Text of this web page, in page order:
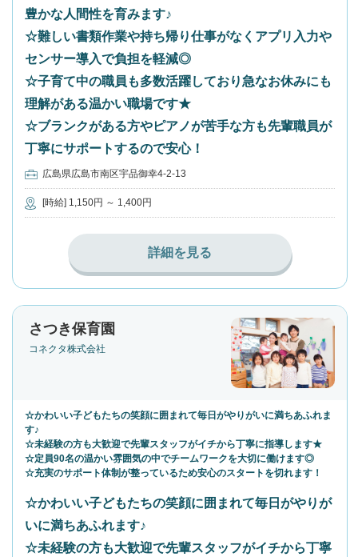
豊かな人間性を育みます♪
☆難しい書類作業や持ち帰り仕事がなくアプリ入力や
センサー導入で負担を軽減◎
☆子育て中の職員も多数活躍しており急なお休みにも
理解がある温かい職場です★
☆ブランクがある方やピアノが苦手な方も先輩職員が
丁寧にサポートするので安心！
広島県広島市南区宇品御幸4-2-13
[時給] 1,150円 ～ 1,400円
詳細を見る
さつき保育園
コネクタ株式会社
☆かわいい子どもたちの笑顔に囲まれて毎日がやりがいに満ちあふれま
す♪
☆未経験の方も大歓迎で先輩スタッフがイチから丁寧に指導します★
☆定員90名の温かい雰囲気の中でチームワークを大切に働けます◎
☆充実のサポート体制が整っているため安心のスタートを切れます！
☆かわいい子どもたちの笑顔に囲まれて毎日がやりが
いに満ちあふれます♪
☆未経験の方も大歓迎で先輩スタッフがイチから丁寧